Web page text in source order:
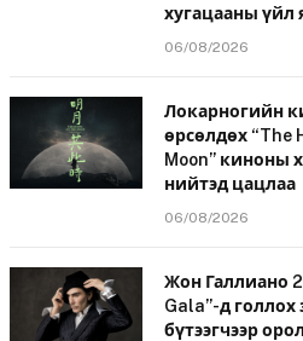
хугацааны үйл
06/08/2026
Локарногийн
өрсөлдөх “The
Moon” киноны
нийтэд цацлаа
06/08/2026
Жон Галлиано
Gala”-д голлох
бүтээгчээр